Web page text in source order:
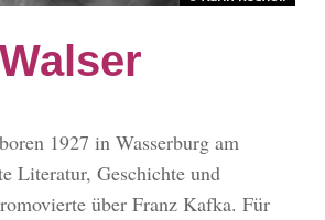
1927 in Wasserburg am
Literatur, Geschichte und
über Franz Kafka. Für